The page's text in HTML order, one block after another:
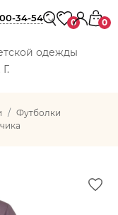
одежды
34-54 0 0
Футболки